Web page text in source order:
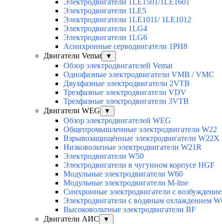
Электродвигатели 1LE1501/1LE1601
Электродвигатели 1LE5
Электродвигатели 1LE1011/ 1LE1012
Электродвигатели 1LG4
Электродвигатели 1LG6
Асинхронные серводвигатели 1PH8
Двигатели Vemat
▼
Обзор электродвигателей Vemat
Однофазные электродвигатели VMB / VMC
Двухфазные электродвигатели 2VTB
Трехфазные электродвигатели VDV
Трехфазные электродвигатели 3VTB
Двигатели WEG
▼
Обзор электродвигателей WEG
Общепромышленные электродвигатели W22
Взрывозащищённые электродвигатели W22X
Низковольтные электродвигатели W21R
Электродвигатели W50
Электродвигатели в чугунном корпусе HGF
Модульные электродвигатели W60
Модульные электродвигатели M-line
Синхронные электродвигатели с
Электродвигатели с водяным охлаждением
Высоковольтные электродвигатели BF
Двигатели АИС
▼